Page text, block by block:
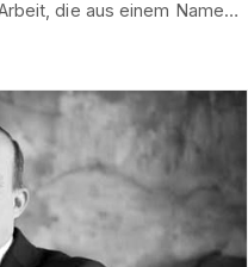
die aus einem Namen